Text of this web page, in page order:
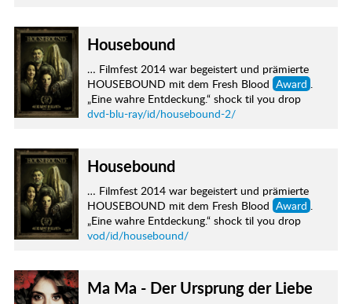
Housebound
… Filmfest 2014 war begeistert und prämierte
HOUSEBOUND mit dem Fresh Blood Award .
„Eine wahre Entdeckung.“ shock til you drop
dvd-blu-ray/id/housebound-2/
Housebound
… Filmfest 2014 war begeistert und prämierte
HOUSEBOUND mit dem Fresh Blood Award .
„Eine wahre Entdeckung.“ shock til you drop
vod/id/housebound/
Ma Ma - Der Ursprung der Liebe